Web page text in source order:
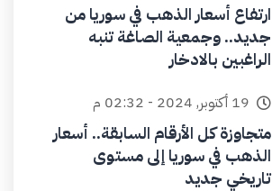
ارتفاع أسعار الذهب في سوريا من
جديد.. وجمعية الصاغة تنبه
الراغبين بالادخار
19 أكتوبر, 2024 - 02:32 م
متجاوزة كل الأرقام السابقة.. أسعار
الذهب في سوريا إلى مستوى
تاريخي جديد